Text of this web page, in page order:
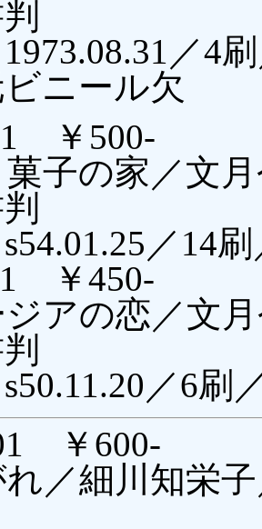
1973.08.31／4
ニール欠
￥500-
子の家／文
s54.01.25／14
￥450-
アの恋／文
s50.11.20／6
￥600-
／細川知栄